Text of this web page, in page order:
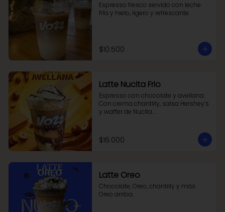
Espresso fresco servido con leche
fría y hielo, ligero y refrescante.
$10.500
Latte Nucita Frio
Espresso con chocolate y avellana.
Con crema chantilly, salsa Hershey’s
y waffer de Nucita.
$16.000
Latte Oreo
Chocolate, Oreo, chantilly y más
Oreo arriba.